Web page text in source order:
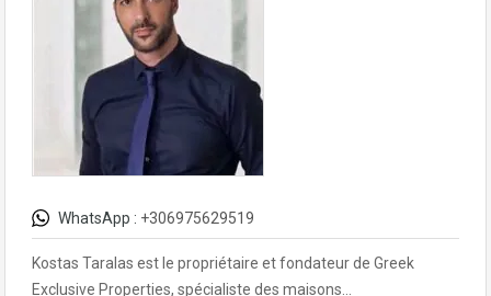
WhatsApp : +306975629519
Kostas Taralas est le propriétaire et fondateur de Greek
Exclusive Properties, spécialiste des maisons…